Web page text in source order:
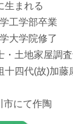
生まれる
工学部卒業
大学院修了
・土地家屋調
十四代(故)加藤
市にて作陶